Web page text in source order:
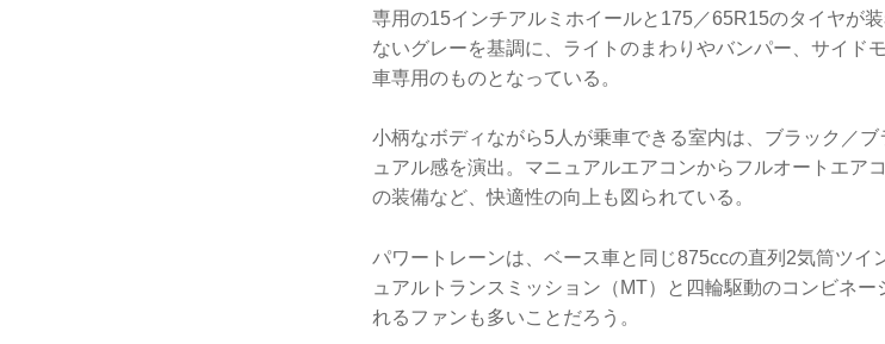
専用の15インチアルミホイールと175／65R15のタイヤが
ないグレーを基調に、ライトのまわりやバンパー、サイド
車専用のものとなっている。
小柄なボディながら5人が乗車できる室内は、ブラック／
ュアル感を演出。マニュアルエアコンからフルオートエア
の装備など、快適性の向上も図られている。
パワートレーンは、ベース車と同じ875ccの直列2気筒ツイ
ュアルトランスミッション（MT）と四輪駆動のコンビネ
れるファンも多いことだろう。